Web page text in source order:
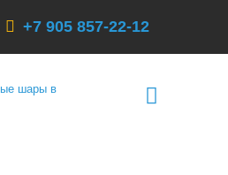
+7 905 857-22-12